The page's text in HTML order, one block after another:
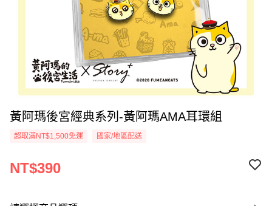
黃阿瑪後宮經典系列-黃阿瑪AMA耳環組
超取滿NT$1,500免運 國家/地區配送
NT$390